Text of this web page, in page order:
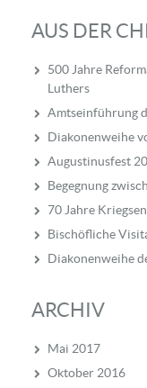
AUS DER
500 Jahre
Luthers
Amtseinführung
Diakonenweihe
Augustinusfest
Begegnung
70 Jahre
Bischöfliche
Diakonenweihe
ARCHIV
Mai 2017
Oktober 2016